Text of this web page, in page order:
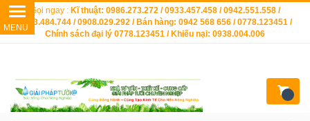
Gọi ngay : Kĩ thuật: 0986.273.272 / 0933.457.458 / 0942.551.558 /
0903.484.744 / 0908.029.292 / Bán hàng: 0942 568 656 / 0778.123451 /
Chính sách đại lý 0778.123451 / Khiếu nại: 0938.004.006